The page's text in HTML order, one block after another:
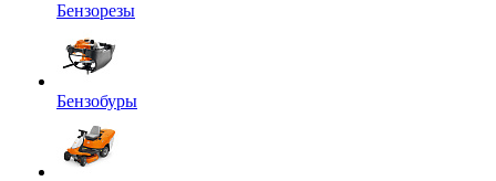
Бензорезы
Бензобуры